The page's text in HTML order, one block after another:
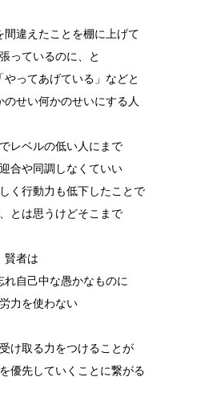
間違えたことを棚に上げて
っているのに、と
やってあげている」などと
のせい何かのせいにする人
レベルの低い人にまで
合や同調しなくていい
く行動力も低下したことで
とは思うけどそこまで
賢者は
れ自己中な愚かなものに
力を使わない
け取る力をつけることが
優先していくことに繋がる